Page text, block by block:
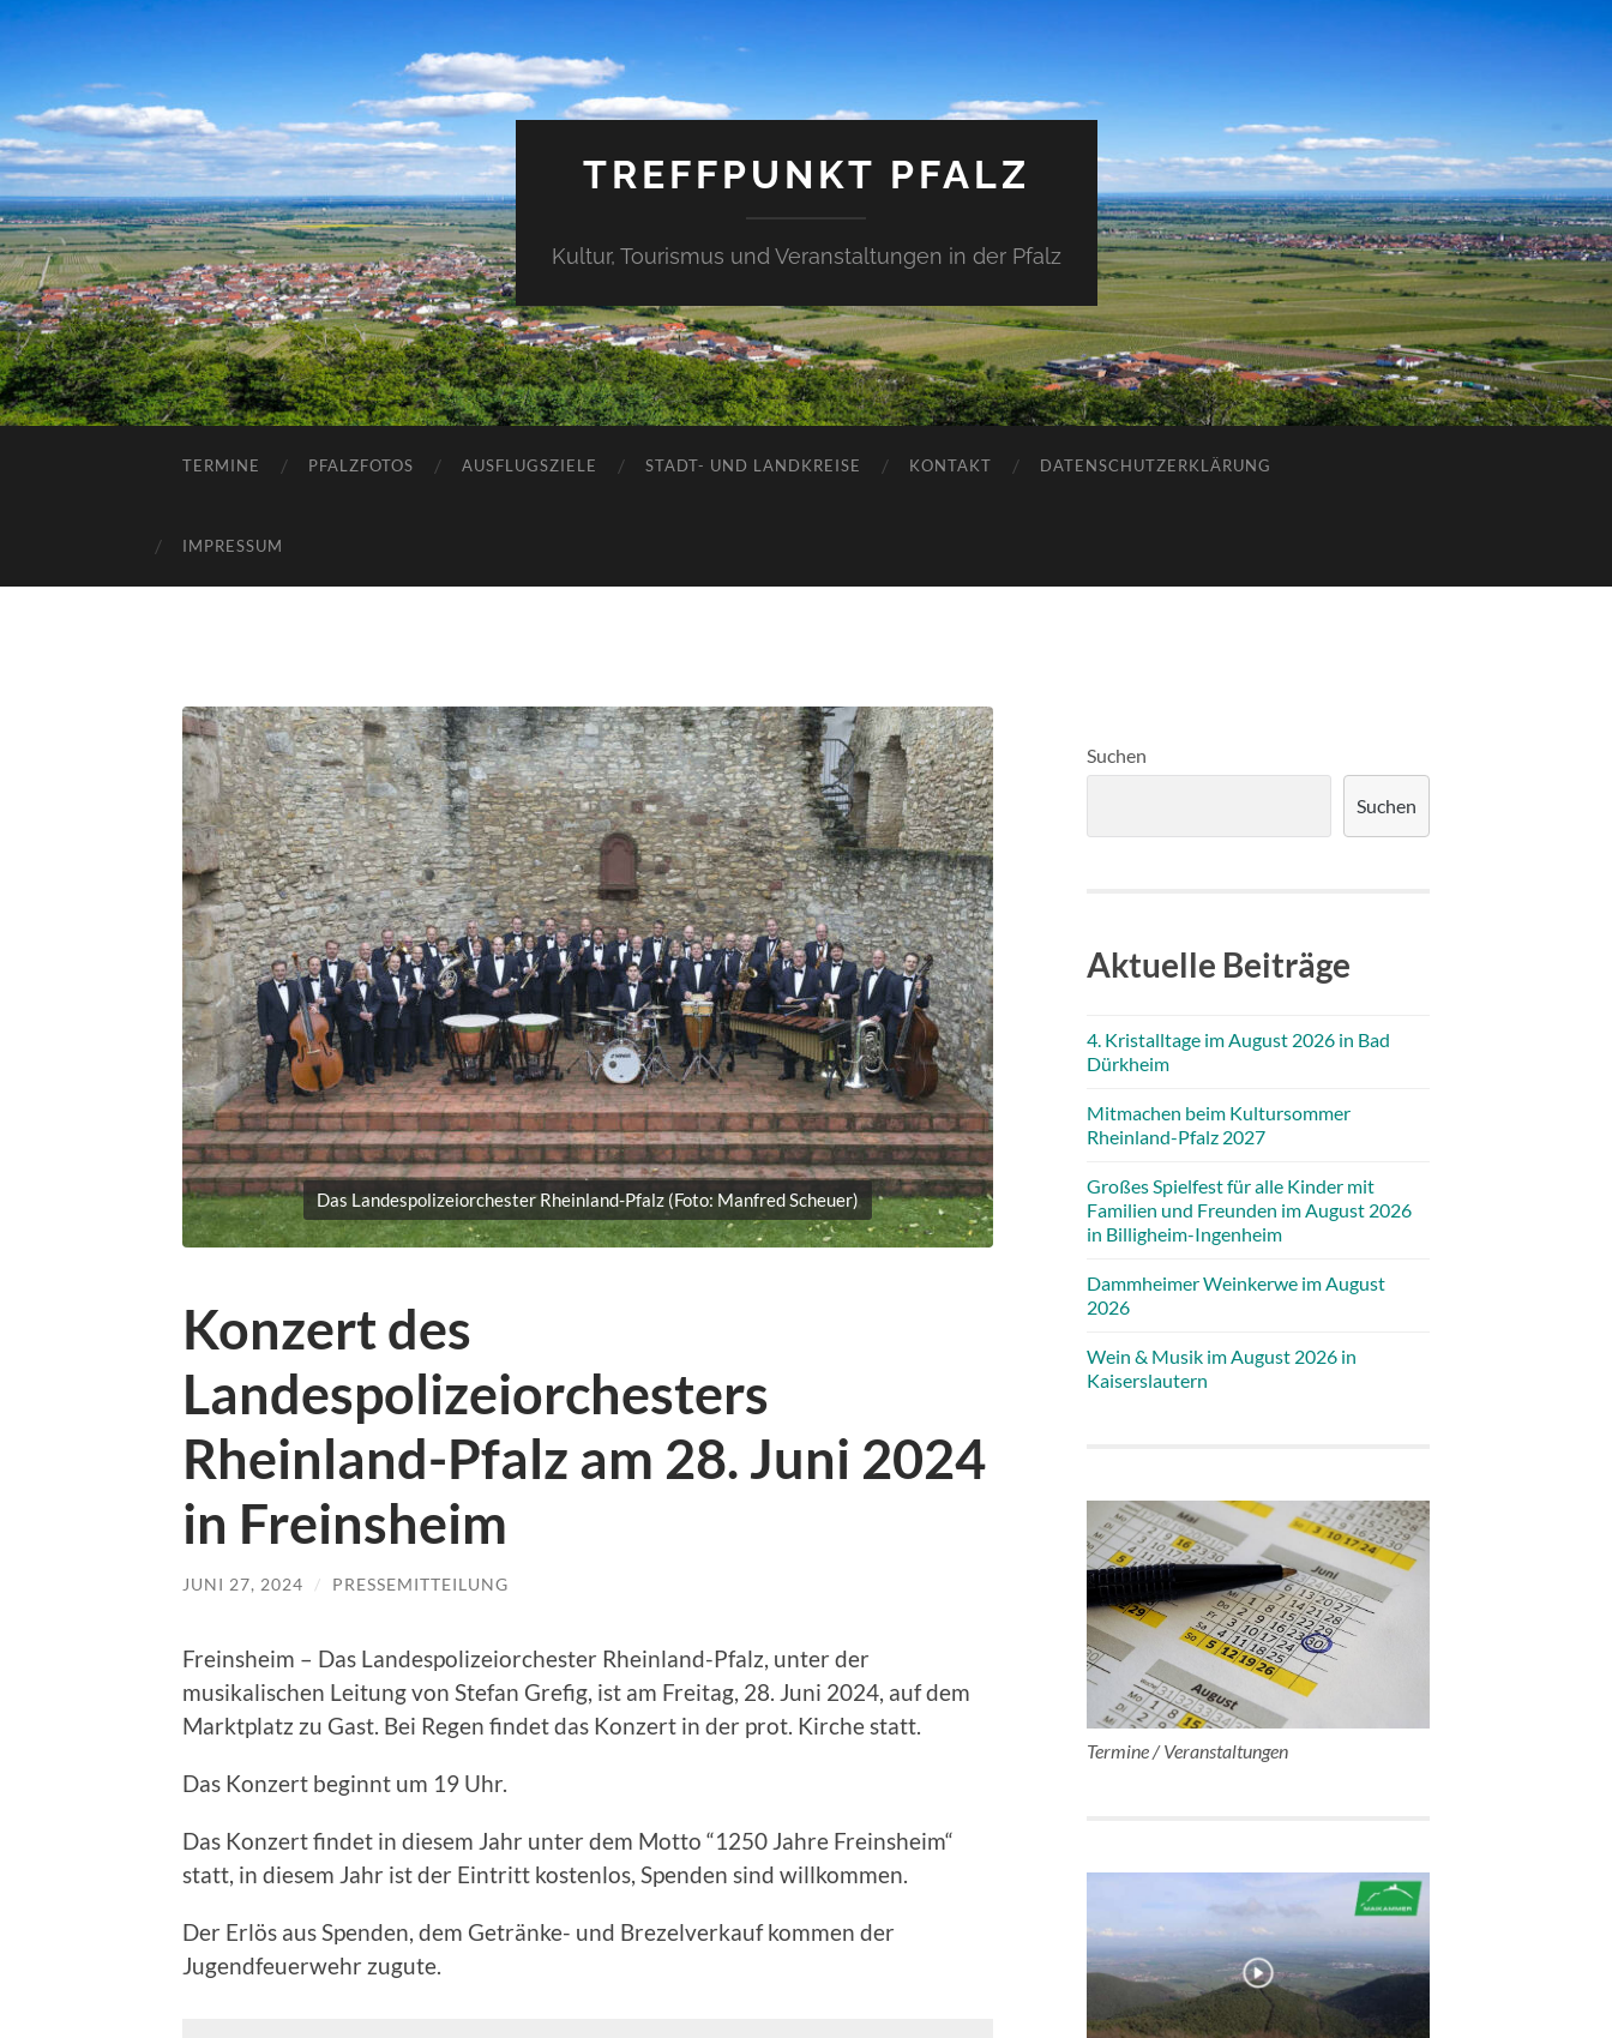
TREFFPUNKT PFALZ
Kultur, Tourismus und Veranstaltungen in der Pfalz
TERMINE PFALZFOTOS AUSFLUGSZIELE STADT- UND LANDKREISE KONTAKT DATENSCHUTZERKLÄRUNG
IMPRESSUM
Das Landespolizeiorchester Rheinland-Pfalz (Foto: Manfred Scheuer)
Konzert des
Landespolizeiorchesters
Rheinland-Pfalz am 28. Juni 2024
in Freinsheim
JUNI 27, 2024 / PRESSEMITTEILUNG
Freinsheim – Das Landespolizeiorchester Rheinland-Pfalz, unter der
musikalischen Leitung von Stefan Grefig, ist am Freitag, 28. Juni 2024, auf dem
Marktplatz zu Gast. Bei Regen findet das Konzert in der prot. Kirche statt.
Das Konzert beginnt um 19 Uhr.
Das Konzert findet in diesem Jahr unter dem Motto “1250 Jahre Freinsheim“
statt, in diesem Jahr ist der Eintritt kostenlos, Spenden sind willkommen.
Der Erlös aus Spenden, dem Getränke- und Brezelverkauf kommen der
Jugendfeuerwehr zugute.
Suchen
Suchen
Aktuelle Beiträge
4. Kristalltage im August 2026 in Bad
Dürkheim
Mitmachen beim Kultursommer
Rheinland-Pfalz 2027
Großes Spielfest für alle Kinder mit
Familien und Freunden im August 2026
in Billigheim-Ingenheim
Dammheimer Weinkerwe im August
2026
Wein & Musik im August 2026 in
Kaiserslautern
Termine / Veranstaltungen